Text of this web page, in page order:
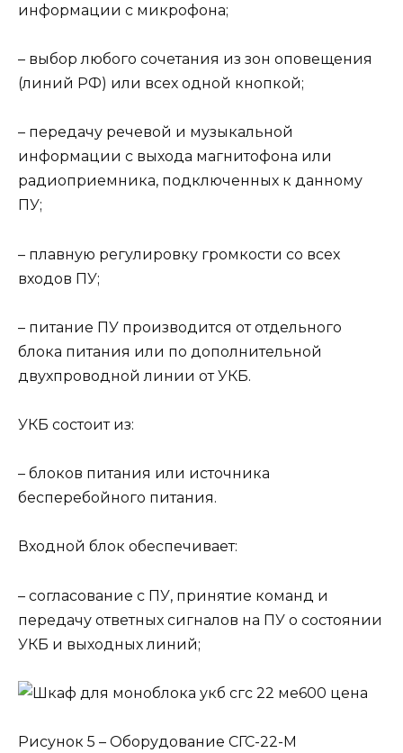
информации с микрофона;
– выбор любого сочетания из зон оповещения
(линий РФ) или всех одной кнопкой;
– передачу речевой и музыкальной
информации с выхода магнитофона или
радиоприемника, подключенных к данному
ПУ;
– плавную регулировку громкости со всех
входов ПУ;
– питание ПУ производится от отдельного
блока питания или по дополнительной
двухпроводной линии от УКБ.
УКБ состоит из:
– блоков питания или источника
бесперебойного питания.
Входной блок обеспечивает:
– согласование с ПУ, принятие команд и
передачу ответных сигналов на ПУ о состоянии
УКБ и выходных линий;
Рисунок 5 – Оборудование СГС-22-М